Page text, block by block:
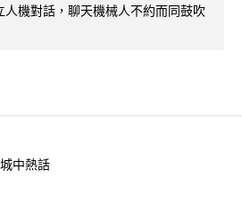
機對話，聊天機械人不約而同鼓吹
城中熱話